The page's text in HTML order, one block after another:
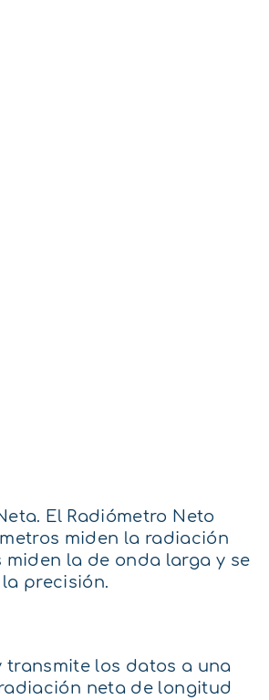
El Radiómetro Neto
miden la radiación
la de onda larga y se
precisión.
transmite los datos a una
neta de longitud